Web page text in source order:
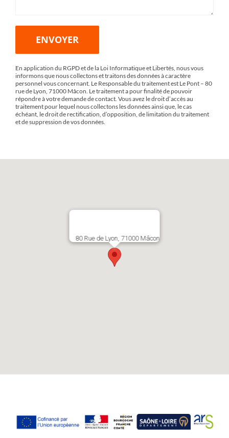
En application du RGPD et de la Loi Informatique et Libertés, nous vous
informons que nous collectons et traitons des données à caractère
personnel vous concernant. Le Responsable du traitement est Le Pont – 80
rue de Lyon, 71000 Mâcon. Le traitement a pour finalité de pouvoir
répondre à votre demande de contact. Vous avez le droit d’accès au
traitement pour lequel nous collectons les données ainsi que, le cas
échéant, le droit de rectification, d’opposition, de limitation du traitement
et de suppression de vos données.
80 Rue de Lyon, 71000 Mâcon